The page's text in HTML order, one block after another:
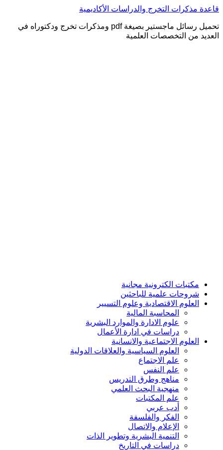
التجاوز
المحتوى
قاعدة مذكرات التخرج والدراسات الأكاديمية
تحميل رسائل ماجستير بصيغة pdf ومذكرات تخرج ودكتوراه في
العديد من التخصصات العلمية
مكتبات الكترونية مجانية
شروحات علمية للباحثين
العلوم الاقتصادية وعلوم التسيير
المحاسبة المالية
علوم الادارة والموارد البشرية
دراسات في ادارة الأعمال
العلوم الاجتماعية والانسانية
العلوم السياسية والعلاقات الدولية
علم الاجتماع
علم النفس
مناهج وطرق التدريس
منهجية البحث العلمي
علم المكتبات
أدب عربي
الفكر والفلسفة
الإعلام والاتصال
التنمية البشرية وتطوير الذات
دراسات في التاريخ